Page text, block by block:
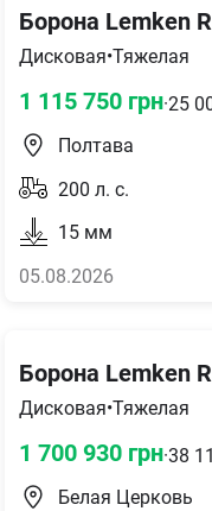
Борона Lemken
Дисковая•Тяжелая
1 115 750 грн·25
Полтава
200 л. с.
15 мм
05.08.2026
Борона Lemken
Дисковая•Тяжелая
1 700 930 грн·38
Белая Церковь